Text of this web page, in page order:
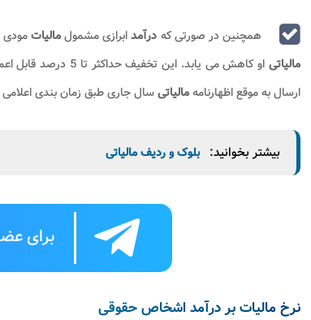
همچنین در صورتی که درآمدابرازی مشمولمالیات
مالیاتیاو کاهش می یابد. این تخفیف حداکثر تا 5 درصد قابل اعمال است. البته بهره مندی از این امتیاز منوط به تسویه بدهی
ارسال به موقع اظهارنامهمالیاتیسال جاری طبق زمان بندی اعلامی
بیشتر بخوانید: بلوک و ردیف مالیاتی
برای
نرخ مالیات بر درآمد اشخاص حقوقی